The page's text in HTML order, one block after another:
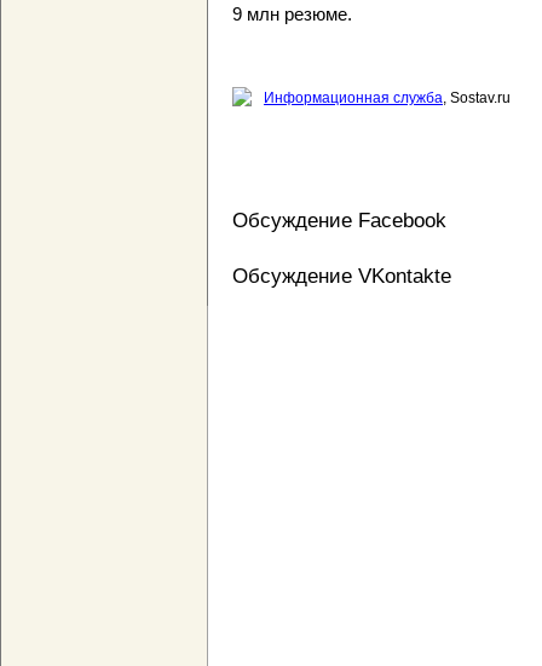
9 млн резюме.
Информационная служба, Sostav.ru
Обсуждение Facebook
Обсуждение VKontakte